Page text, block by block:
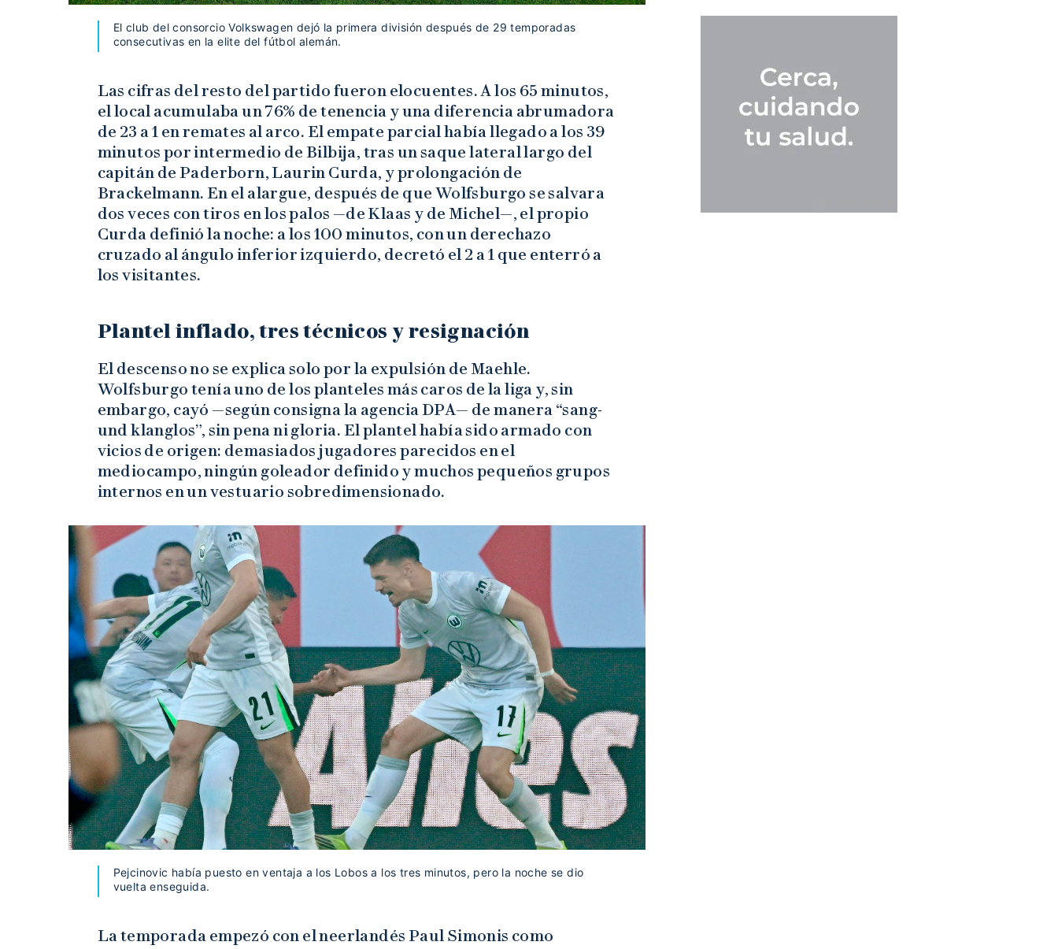
El club del consorcio Volkswagen dejó la primera división después de 29 temporadas
consecutivas en la elite del fútbol alemán.
Las cifras del resto del partido fueron elocuentes. A los 65 minutos,
el local acumulaba un 76% de tenencia y una diferencia abrumadora
de 23 a 1 en remates al arco. El empate parcial había llegado a los 39
minutos por intermedio de Bilbija, tras un saque lateral largo del
capitán de Paderborn, Laurin Curda, y prolongación de
Brackelmann. En el alargue, después de que Wolfsburgo se salvara
dos veces con tiros en los palos —de Klaas y de Michel—, el propio
Curda definió la noche: a los 100 minutos, con un derechazo
cruzado al ángulo inferior izquierdo, decretó el 2 a 1 que enterró a
los visitantes.
Plantel inflado, tres técnicos y resignación
El descenso no se explica solo por la expulsión de Maehle.
Wolfsburgo tenía uno de los planteles más caros de la liga y, sin
embargo, cayó —según consigna la agencia DPA— de manera “sang-
und klanglos”, sin pena ni gloria. El plantel había sido armado con
vicios de origen: demasiados jugadores parecidos en el
mediocampo, ningún goleador definido y muchos pequeños grupos
internos en un vestuario sobredimensionado.
Pejcinovic había puesto en ventaja a los Lobos a los tres minutos, pero la noche se dio
vuelta enseguida.
La temporada empezó con el neerlandés Paul Simonis como